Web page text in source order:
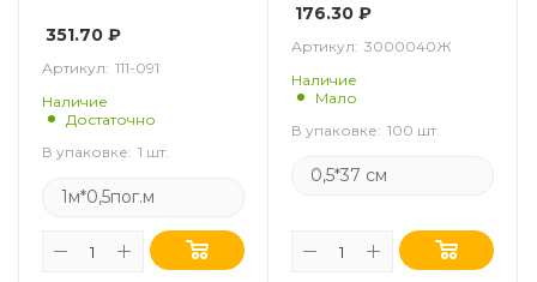
351.70 ₽
Артикул: 111-091
Наличие
Достаточно
В упаковке: 1 шт.
1м*0,5пог.м
176.30 ₽
Артикул: 3000040Ж
Наличие
Мало
В упаковке: 100 шт.
0,5*37 см